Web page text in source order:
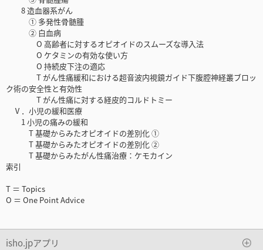
8 造血器系がん
① 多発性骨髄腫
② 白血病
O 高齢者に対するオピオイドのスムーズな導入法
O ケタミンの有効な使い方
O 持続皮下注の適応
T がん性痛緩和における超音波内視鏡ガイド下腹腔神経叢ブロッ
ク術の安全性と有効性
T がん性痛に対する経皮的コルドトミー
Ⅴ．小児の緩和医療
1 小児の痛みの緩和
T 基礎からみたオピオイドの差別化 ①
T 基礎からみたオピオイドの差別化 ②
T 基礎からみたがん性痛治療：ケモカイン
索引
T ＝ Topics
O ＝ One Point Advice
isho.jpアプリ